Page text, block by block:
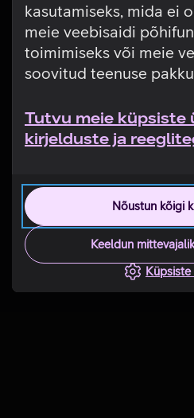
kasutamiseks, mida ei
meie veebisaidi
toimimiseks või meie
soovitud teenuse
Tutvu meie küpsiste
kirjelduste ja
Nõustun kõigi
Keeldun